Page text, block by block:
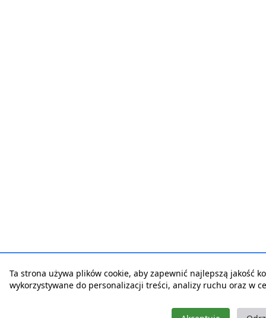
Ta strona używa plików cookie, aby zapewnić najlepszą jakość
wykorzystywane do personalizacji treści, analizy ruchu oraz w